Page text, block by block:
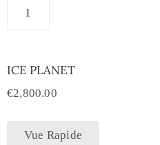
ICE PLANET
€2,800.00
Vue Rapide